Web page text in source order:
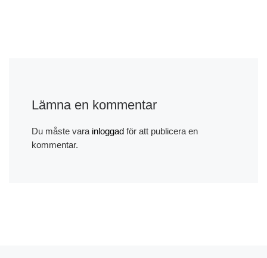
Lämna en kommentar
Du måste vara inloggadför att publicera en
kommentar.